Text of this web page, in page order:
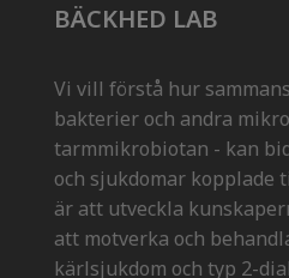
BÄCKHED LAB
Vi vill förstå hur
bakterier och andra
tarmmikrobiotan - kan
och sjukdomar kopplade
är att utveckla
att motverka och
kärlsjukdom och typ 2-